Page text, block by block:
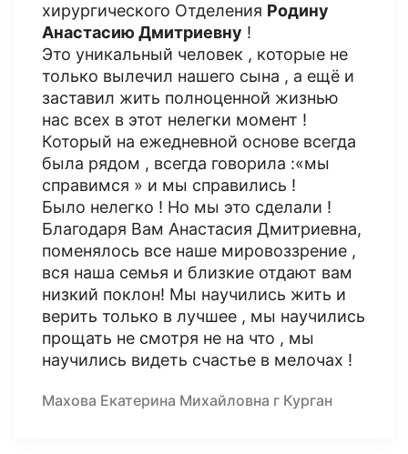
хирургического Отделения Родину
Анастасию Дмитриевну !
Это уникальный человек , которые не
только вылечил нашего сына , а ещё и
заставил жить полноценной жизнью
нас всех в этот нелегки момент !
Который на ежедневной основе всегда
была рядом , всегда говорила :«мы
справимся » и мы справились !
Было нелегко ! Но мы это сделали !
Благодаря Вам Анастасия Дмитриевна,
поменялось все наше мировоззрение ,
вся наша семья и близкие отдают вам
низкий поклон! Мы научились жить и
верить только в лучшее , мы научились
прощать не смотря не на что , мы
научились видеть счастье в мелочах !
Махова Екатерина Михайловна г Курган